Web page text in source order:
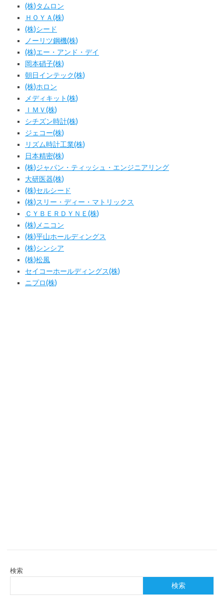
(株)タムロン
ＨＯＹＡ(株)
(株)シード
ノーリツ鋼機(株)
(株)エー・アンド・デイ
岡本硝子(株)
朝日インテック(株)
(株)ホロン
メディキット(株)
ＩＭＶ(株)
シチズン時計(株)
ジェコー(株)
リズム時計工業(株)
日本精密(株)
(株)ジャパン・ティッシュ・エンジニアリング
大研医器(株)
(株)セルシード
(株)スリー・ディー・マトリックス
ＣＹＢＥＲＤＹＮＥ(株)
(株)メニコン
(株)平山ホールディングス
(株)シンシア
(株)松風
セイコーホールディングス(株)
ニプロ(株)
検索
検索